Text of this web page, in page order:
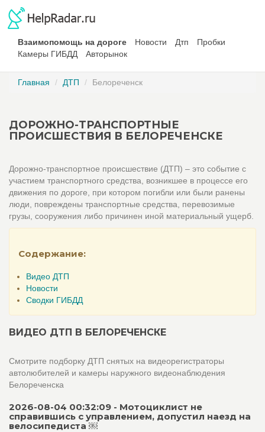
Взаимопомощь на дороге Новости Дтп
Пробки
Камеры ГИБДД
Авторынок
Главная ДТП Белореченск
ДОРОЖНО-ТРАНСПОРТНЫЕ
ПРОИСШЕСТВИЯ В БЕЛОРЕЧЕНСКЕ
Дорожно-транспортное происшествие (ДТП) – это событие с
участием транспортного средства, возникшее в процессе его
движения по дороге, при котором погибли или были ранены
люди, повреждены транспортные средства, перевозимые
грузы, сооружения либо причинен иной материальный ущерб.
Содержание:
Видео ДТП
Новости
Сводки ГИБДД
ВИДЕО ДТП В БЕЛОРЕЧЕНСКЕ
Смотрите подборку ДТП снятых на видеорегистраторы
автолюбителей и камеры наружного видеонаблюдения
Белореченска
2026-08-04 00:32:09 - Мотоциклист не
справившись с управлением, допустил наезд на
велосипедиста ￼